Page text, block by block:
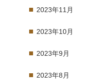
2023年11月
2023年10月
2023年9月
2023年8月